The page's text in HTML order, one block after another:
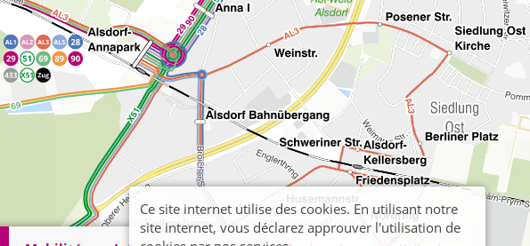
Ce site internet utilise des cookies. En utilisant notre
site internet, vous déclarez approuver l'utilisation de